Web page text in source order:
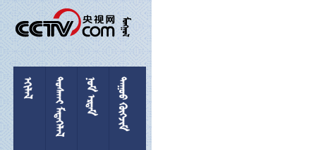
      